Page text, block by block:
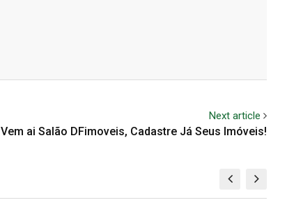
Next article
Vem ai Salão DFimoveis, Cadastre Já Seus Imóveis!